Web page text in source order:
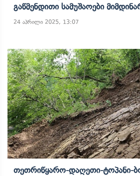
Გაწმენდითი Სამუშაოები
24 აპრილი 2025, 13:07
Თეთრიწყარო-Დაღეთი-Ტოპანი-